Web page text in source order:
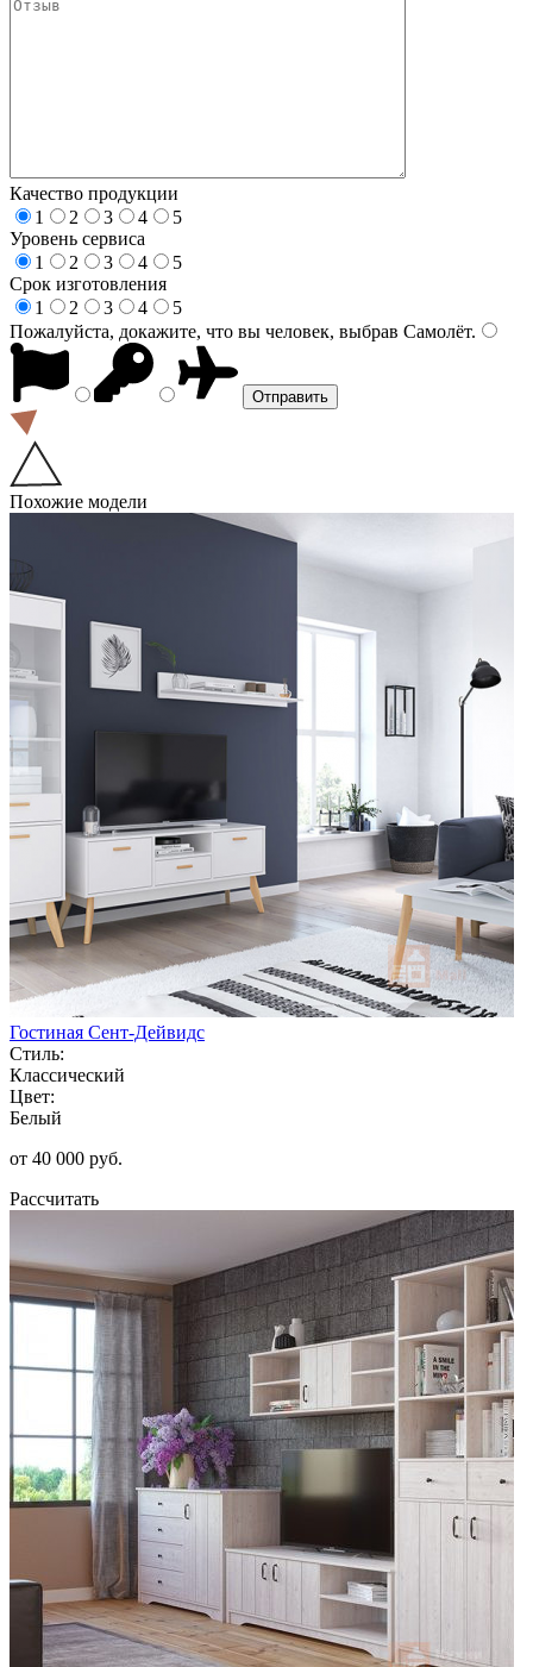
Качество продукции
1
2 3 4
5
Уровень сервиса
1
2 3 4
5
Срок изготовления
1
2 3 4
5
Пожалуйста, докажите, что вы человек, выбрав Самолёт.
Похожие модели
Гостиная Сент-Дейвидс
Стиль:
Классический
Цвет:
Белый
от 40 000 руб.
Рассчитать